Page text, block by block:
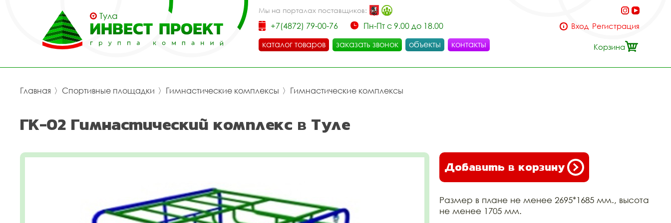
Тула
Мы на порталах поставщиков:
+7(4872) 79-00-76
Пн-Пт с 9.00 до 18.00
каталог товаров
заказать звонок объекты контакты
Вход Регистрация
Корзина
Главная 〉 Спортивные площадки 〉 Гимнастические комплексы 〉 Гимнастические комплексы
ГК-02 Гимнастический комплекс в Туле
Добавить в корзину
Размер в плане не менее 2695*1685 мм., высота
не менее 1705 мм.